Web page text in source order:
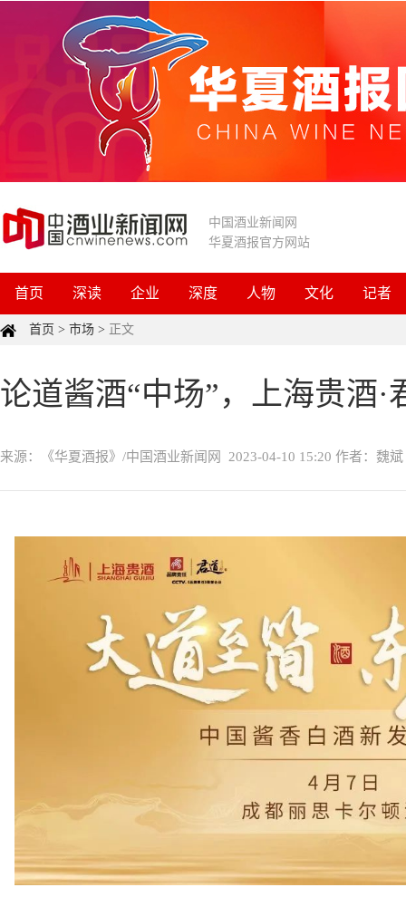
中国酒业新闻网
华夏酒报官方网站
首页 深读 企业 深度 人物 文化 记者
首页 > 市场 > 正文
论道酱酒“中场”，上海贵酒
来源：《华夏酒报》/中国酒业新闻网 2023-04-10 15:20 作者：魏斌